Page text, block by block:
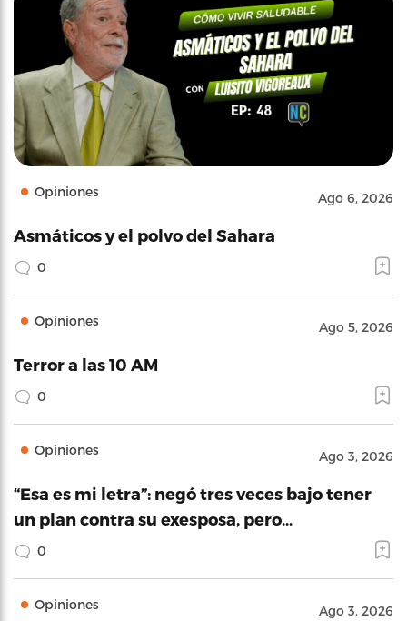
Opiniones Ago 6, 2026
Asmáticos y el polvo del Sahara
0
Opiniones Ago 5, 2026
Terror a las 10 AM
0
Opiniones Ago 3, 2026
“Esa es mi letra”: negó tres veces bajo tener
un plan contra su exesposa, pero…
0
Opiniones Ago 3, 2026